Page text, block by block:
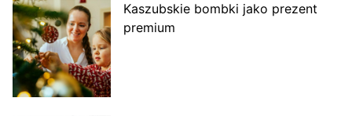
Kaszubskie bombki jako prezent
premium